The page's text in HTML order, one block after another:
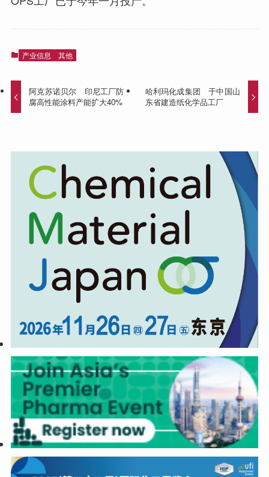
产业信息 其他
阿克苏诺贝尔 印尼工厂防
腐高性能涂料产能扩大40%
哈利玛化成集团 于中国山
东省建造纸化学品工厂